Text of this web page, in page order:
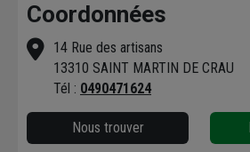
Coordonnées
14 Rue des artisans
13310 SAINT MARTIN DE CRAU
Tél : 0490471624
Nous trouver